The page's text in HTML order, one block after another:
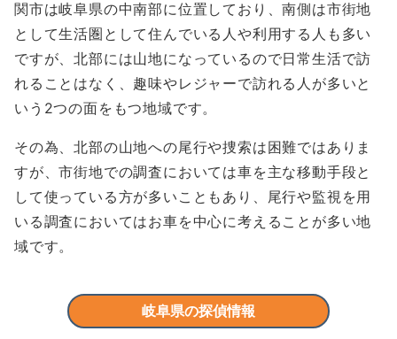
関市は岐阜県の中南部に位置しており、南側は市街地
として生活圏として住んでいる人や利用する人も多い
ですが、北部には山地になっているので日常生活で訪
れることはなく、趣味やレジャーで訪れる人が多いと
いう2つの面をもつ地域です。
その為、北部の山地への尾行や捜索は困難ではありま
すが、市街地での調査においては車を主な移動手段と
して使っている方が多いこともあり、尾行や監視を用
いる調査においてはお車を中心に考えることが多い地
域です。
岐阜県の探偵情報